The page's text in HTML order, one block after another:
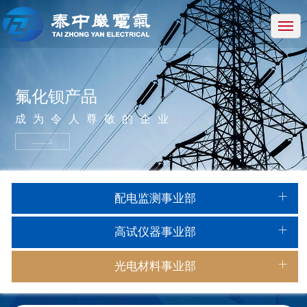
网站首页
关于我们
产品中心
新闻中心
技术中心
招贤纳士
联系我们
氟化钡产品
成为令人尊敬的企业
配电监测事业部
高试仪器事业部
光电材料事业部